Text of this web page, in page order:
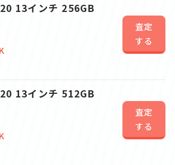
13インチ 256GB
査定
する
13インチ 512GB
査定
する